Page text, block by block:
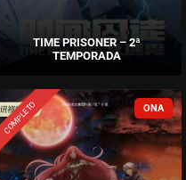
TIME PRISONER – 2ª
TEMPORADA
COMPLETO